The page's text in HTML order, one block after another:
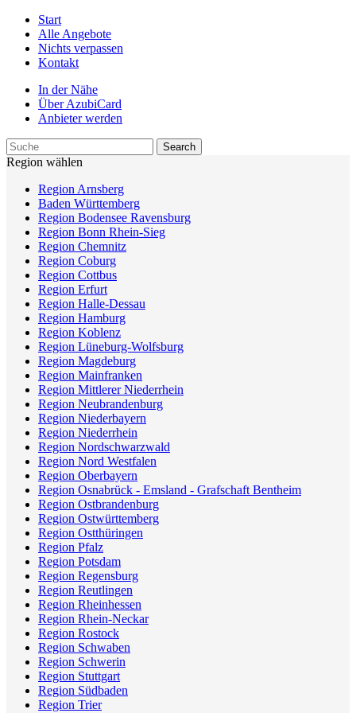
Start
Alle Angebote
Nichts verpassen
Kontakt
In der Nähe
Über AzubiCard
Anbieter werden
Region wählen
Region Arnsberg
Baden Württemberg
Region Bodensee Ravensburg
Region Bonn Rhein-Sieg
Region Chemnitz
Region Coburg
Region Cottbus
Region Erfurt
Region Halle-Dessau
Region Hamburg
Region Koblenz
Region Lüneburg-Wolfsburg
Region Magdeburg
Region Mainfranken
Region Mittlerer Niederrhein
Region Neubrandenburg
Region Niederbayern
Region Niederrhein
Region Nordschwarzwald
Region Nord Westfalen
Region Oberbayern
Region Osnabrück - Emsland - Grafschaft Bentheim
Region Ostbrandenburg
Region Ostwürttemberg
Region Ostthüringen
Region Pfalz
Region Potsdam
Region Regensburg
Region Reutlingen
Region Rheinhessen
Region Rhein-Neckar
Region Rostock
Region Schwaben
Region Schwerin
Region Stuttgart
Region Südbaden
Region Trier